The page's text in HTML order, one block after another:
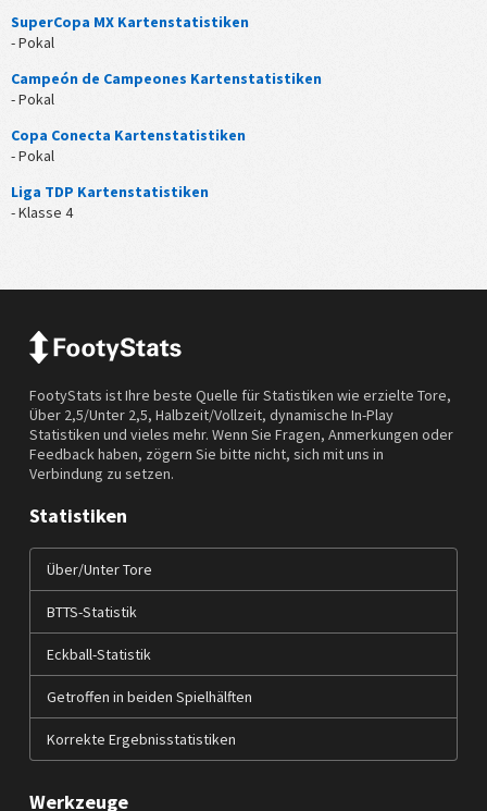
SuperCopa MX Kartenstatistiken
- Pokal
Campeón de Campeones Kartenstatistiken
- Pokal
Copa Conecta Kartenstatistiken
- Pokal
Liga TDP Kartenstatistiken
- Klasse 4
FootyStats ist Ihre beste Quelle für Statistiken wie erzielte Tore,
Über 2,5/Unter 2,5, Halbzeit/Vollzeit, dynamische In-Play
Statistiken und vieles mehr. Wenn Sie Fragen, Anmerkungen oder
Feedback haben, zögern Sie bitte nicht, sich mit uns in
Verbindung zu setzen.
Statistiken
Über/Unter Tore
BTTS-Statistik
Eckball-Statistik
Getroffen in beiden Spielhälften
Korrekte Ergebnisstatistiken
Werkzeuge